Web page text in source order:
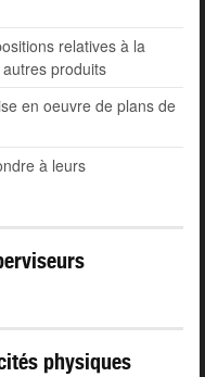
relatives à la
produits
en oeuvre de plans de
à leurs
physiques